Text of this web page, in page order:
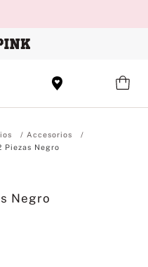
Accesorios
Piezas Negro
Negro